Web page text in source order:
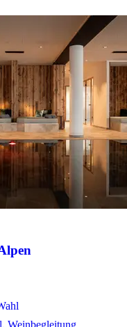
Weinbegleitung